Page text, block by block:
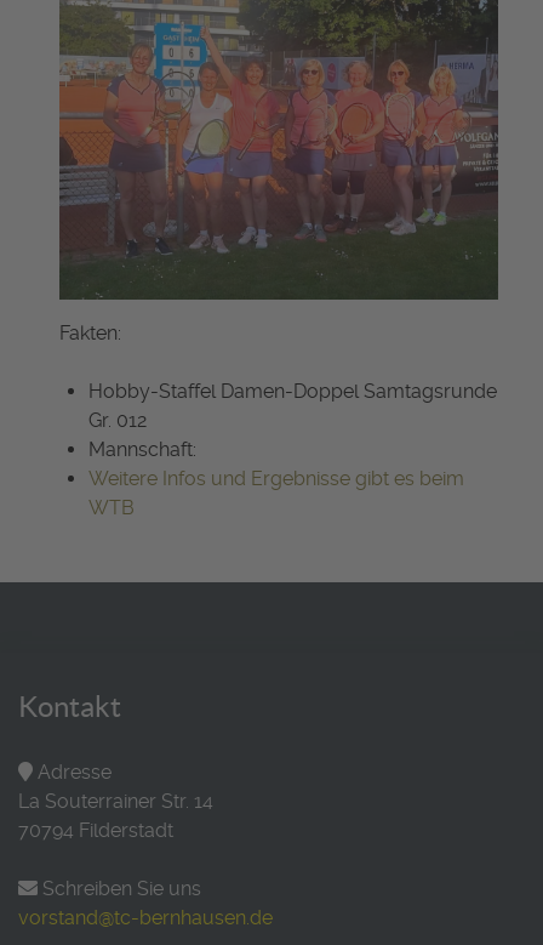
Fakten:
Hobby-Staffel Damen-Doppel Samtagsrunde
Gr. 012
Mannschaft:
Weitere Infos und Ergebnisse gibt es beim
WTB
Kontakt
Adresse
La Souterrainer Str. 14
70794 Filderstadt
Schreiben Sie uns
vorstand@tc-bernhausen.de